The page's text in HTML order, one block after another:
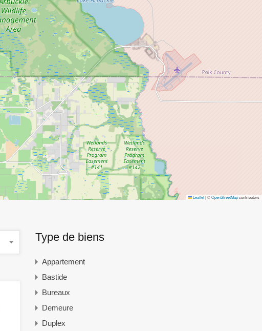
Leaflet|©OpenStreetMapcontributors
Type de biens
Appartement
Bastide
Bureaux
Demeure
Duplex